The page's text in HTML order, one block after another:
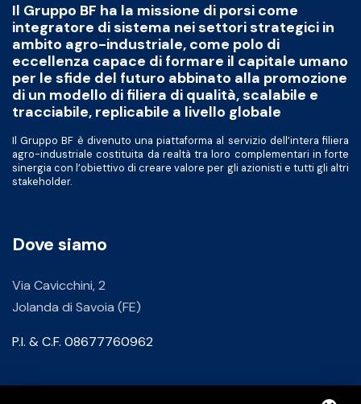
Il Gruppo BF ha la missione di porsi come
integratore di sistema nei settori strategici in
ambito agro-industriale, come polo di
eccellenza capace di formare il capitale umano
per le sfide del futuro abbinato alla promozione
di un modello di filiera di qualità, scalabile e
tracciabile, replicabile a livello globale
Il Gruppo BF è divenuto una piattaforma al servizio dell’intera filiera
agro-industriale costituita da realtà tra loro complementari in forte
sinergia con l’obiettivo di creare valore per gli azionisti e tutti gli altri
stakeholder.
Dove siamo
Via Cavicchini, 2
Jolanda di Savoia (FE)
P.I. & C.F. 08677760962